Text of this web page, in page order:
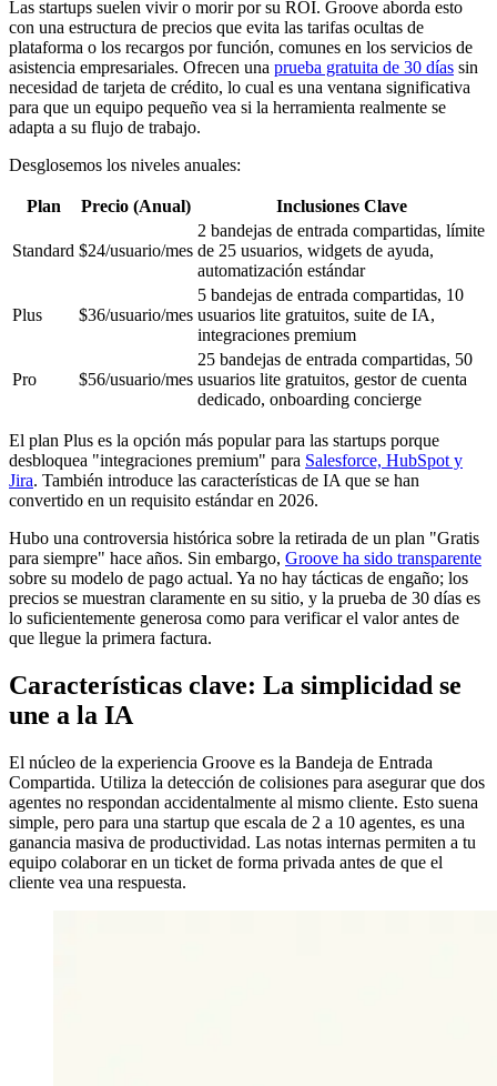
Las startups suelen vivir o morir por su ROI. Groove aborda esto
con una estructura de precios que evita las tarifas ocultas de
plataforma o los recargos por función, comunes en los servicios de
asistencia empresariales. Ofrecen una prueba gratuita de 30 días sin
necesidad de tarjeta de crédito, lo cual es una ventana significativa
para que un equipo pequeño vea si la herramienta realmente se
adapta a su flujo de trabajo.
Desglosemos los niveles anuales:
Plan Precio (Anual) Inclusiones Clave
Standard $24/usuario/mes
2 bandejas de entrada compartidas, límite
de 25 usuarios, widgets de ayuda,
automatización estándar
Plus $36/usuario/mes
5 bandejas de entrada compartidas, 10
usuarios lite gratuitos, suite de IA,
integraciones premium
Pro $56/usuario/mes
25 bandejas de entrada compartidas, 50
usuarios lite gratuitos, gestor de cuenta
dedicado, onboarding concierge
El plan Plus es la opción más popular para las startups porque
desbloquea "integraciones premium" para Salesforce, HubSpot y
Jira. También introduce las características de IA que se han
convertido en un requisito estándar en 2026.
Hubo una controversia histórica sobre la retirada de un plan "Gratis
para siempre" hace años. Sin embargo, Groove ha sido transparente
sobre su modelo de pago actual. Ya no hay tácticas de engaño; los
precios se muestran claramente en su sitio, y la prueba de 30 días es
lo suficientemente generosa como para verificar el valor antes de
que llegue la primera factura.
Características clave: La simplicidad se
une a la IA
El núcleo de la experiencia Groove es la Bandeja de Entrada
Compartida. Utiliza la detección de colisiones para asegurar que dos
agentes no respondan accidentalmente al mismo cliente. Esto suena
simple, pero para una startup que escala de 2 a 10 agentes, es una
ganancia masiva de productividad. Las notas internas permiten a tu
equipo colaborar en un ticket de forma privada antes de que el
cliente vea una respuesta.